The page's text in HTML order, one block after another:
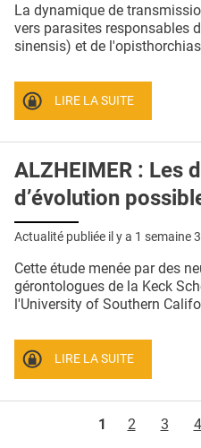
La dynamique de
vers parasites responsables
sinensis) et de
LIRE LA SUITE
ALZHEIMER : Les
d’évolution
Actualité publiée il y a 1 semaine
Cette étude menée par des
gérontologues de la Keck
l'University of Southern
LIRE LA SUITE
1
2 3 4